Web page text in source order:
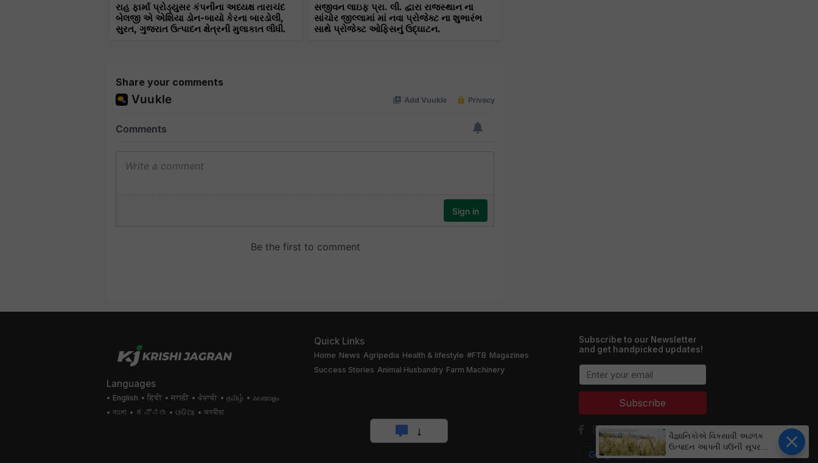
રાહ ફાર્મા પ્રોડ્યુસર કંપનીના અધ્યક્ષ તારાચંદ
બેલજી એ એશિયા ડોન-બાયો કેરના બારડોલી,
સુરત, ગુજરાત ઉત્પાદન ક્ષેત્રની મુલાકાત લીધી.
સજીવન લાઇફ પ્રા. લી. દ્વારા રાજસ્થાન ના
સાંચોર જીલ્લામાં માં નવા પ્રોજેક્ટ ના શુભારંભ
સાથે પ્રોજેક્ટ ઓફિસનું ઉદ્ઘાટન.
Share your comments
Languages
English हिंदी मराठी ਪੰਜਾਬੀ தமிழ்
മലയാളം
বাংলা
ಕನ್ನಡ ଓଡିଆ অসমীয়া
Quick Links
Home News Agripedia Health & lifestyle #FTB Magazines
Success Stories Animal Husbandry Farm Machinery
Subscribe to our Newsletter
and get handpicked updates!
Subscribe
વૈજ્ઞાનિકોએ વિકસાવી અઢળક
ઉત્પાદન આપતી ઘઉંની સૂપર
જાતો, કરી શકશે રોગ અને ગરમી